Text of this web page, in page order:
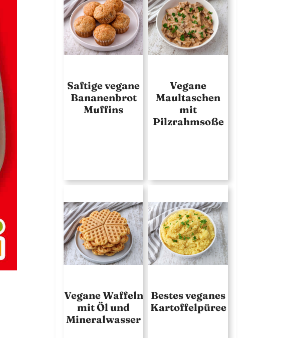
Saftige vegane
Bananenbrot
Muffins
Vegane
Maultaschen
mit
Pilzrahmsoße
Vegane Waffeln
mit Öl und
Mineralwasser
Bestes veganes
Kartoffelpüree